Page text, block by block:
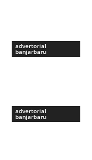
advertorial
banjarbaru
advertorial
banjarbaru